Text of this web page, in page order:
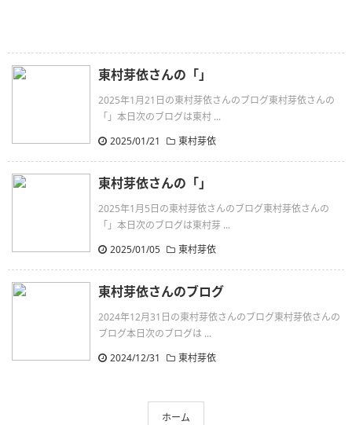
東村芽依さんの「」
2025年1月21日の東村芽依さんのブログ東村芽依さんの
「」本日次のブログは東村 ...
2025/01/21
東村芽依
東村芽依さんの「」
2025年1月5日の東村芽依さんのブログ東村芽依さんの
「」本日次のブログは東村芽 ...
2025/01/05
東村芽依
東村芽依さんのブログ
2024年12月31日の東村芽依さんのブログ東村芽依さんの
ブログ本日次のブログは ...
2024/12/31
東村芽依
ホーム